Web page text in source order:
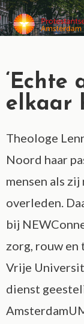
elkaar
Theologe
Noord haar
mensen als
overleden.
bij
zorg, rouw en
Vrije
dienst